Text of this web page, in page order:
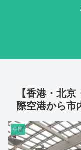
【香港・北
際空港から市
中国